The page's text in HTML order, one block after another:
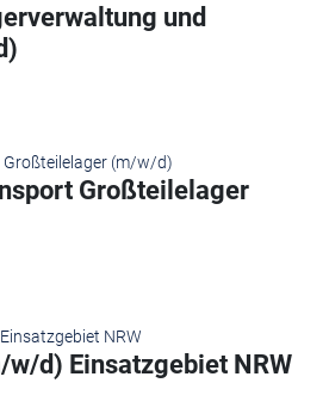
und
Großteilelager
w/d) Einsatzgebiet NRW